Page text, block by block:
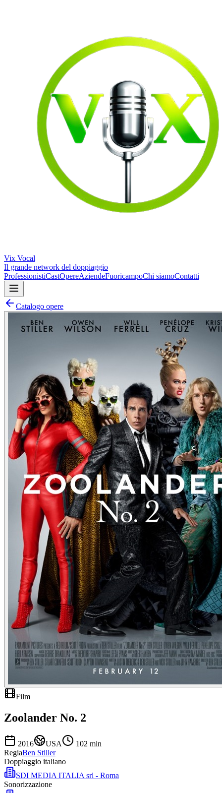
Vix Vocal
Il grande network del doppiaggio
ProfessionistiCastOpereAziendeFuoricampoChi siamoContatti
Catalogo opere
Film
Zoolander No. 2
2016 USA 102 min
RegiaBen Stiller
Doppiaggio italiano
SDI MEDIA ITALIA srl - Roma
Sonorizzazione